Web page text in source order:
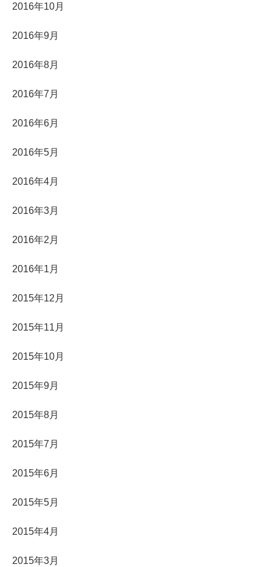
2016年10月
2016年9月
2016年8月
2016年7月
2016年6月
2016年5月
2016年4月
2016年3月
2016年2月
2016年1月
2015年12月
2015年11月
2015年10月
2015年9月
2015年8月
2015年7月
2015年6月
2015年5月
2015年4月
2015年3月